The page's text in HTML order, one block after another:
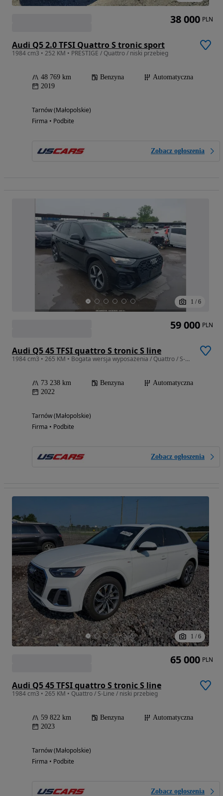
Audi Q5 2.0 TFSI Quattro S tronic sport
1984 cm3 • 252 KM • PRESTIGE / Quattro / niski przebieg
48 769 km Benzyna
Automatyczna
2019
Tarnów (Małopolskie)
Firma • Podbite
Zobacz ogłoszenia
38 000 PLN
1 / 6
Audi Q5 45 TFSI quattro S tronic S line
1984 cm3 • 265 KM • Bogata wersja wyposażenia / Quattro / S-Line
73 238 km Benzyna
Automatyczna
2022
Tarnów (Małopolskie)
Firma • Podbite
Zobacz ogłoszenia
59 000 PLN
1 / 6
Audi Q5 45 TFSI quattro S tronic S line
1984 cm3 • 265 KM • Quattro / S-Line / niski przebieg
59 822 km Benzyna
Automatyczna
2023
Tarnów (Małopolskie)
Firma • Podbite
Zobacz ogłoszenia
65 000 PLN